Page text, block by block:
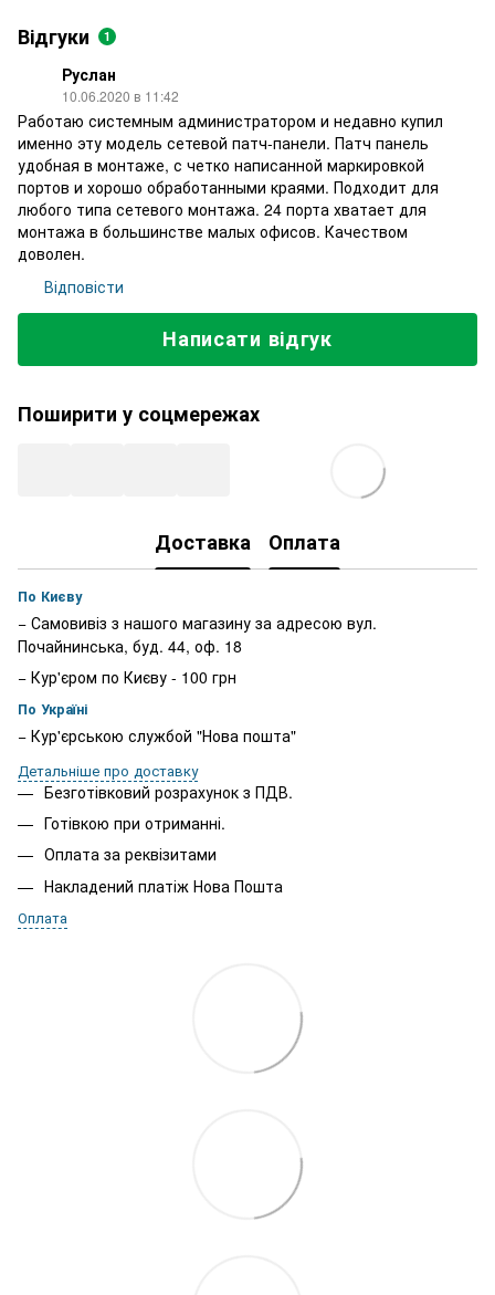
Відгуки 1
Руслан
10.06.2020 в 11:42
Работаю системным администратором и недавно купил
именно эту модель сетевой патч-панели. Патч панель
удобная в монтаже, с четко написанной маркировкой
портов и хорошо обработанными краями. Подходит для
любого типа сетевого монтажа. 24 порта хватает для
монтажа в большинстве малых офисов. Качеством
доволен.
Відповісти
Написати відгук
Поширити у соцмережах
Доставка Оплата
По Києву
− Самовивіз з нашого магазину за адресою вул.
Почайнинська, буд. 44, оф. 18
− Кур'єром по Києву - 100 грн
По Україні
− Кур'єрською службой "Нова пошта"
Детальніше про доставку
Безготівковий розрахунок з ПДВ.
Готівкою при отриманні.
Оплата за реквізитами
Накладений платіж Нова Пошта
Оплата